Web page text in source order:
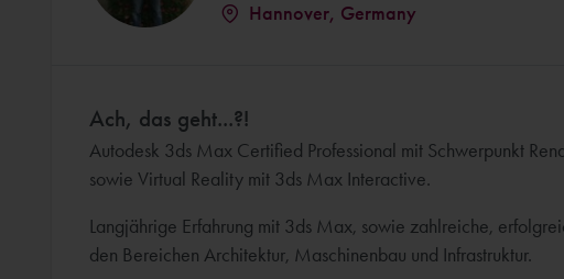
Hannover, Germany
Ach, das geht...?!
Autodesk 3ds Max Certified Professional mit Schwerpunkt
sowie Virtual Reality mit 3ds Max Interactive.
Langjährige Erfahrung mit 3ds Max, sowie zahlreiche,
den Bereichen Architektur, Maschinenbau und Infrastruktur.